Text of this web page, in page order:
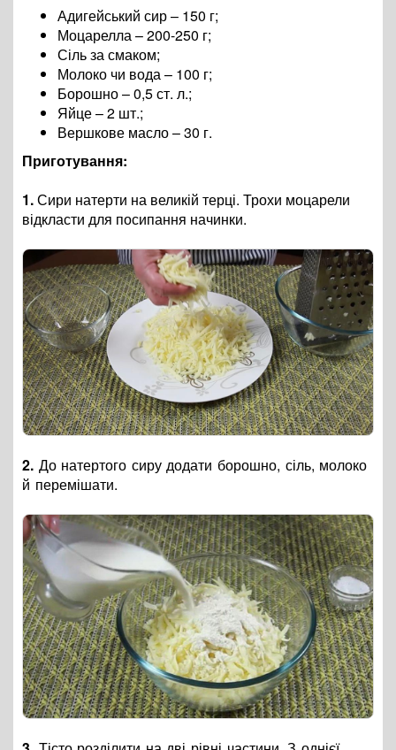
Адигейський сир – 150 г;
Моцарелла – 200-250 г;
Сіль за смаком;
Молоко чи вода – 100 г;
Борошно – 0,5 ст. л.;
Яйце – 2 шт.;
Вершкове масло – 30 г.
Приготування:
1.Сири натерти на великій терці. Трохи моцарели
відкласти для посипання начинки.
2. До натертого сиру додати борошно, сіль, молоко
й перемішати.